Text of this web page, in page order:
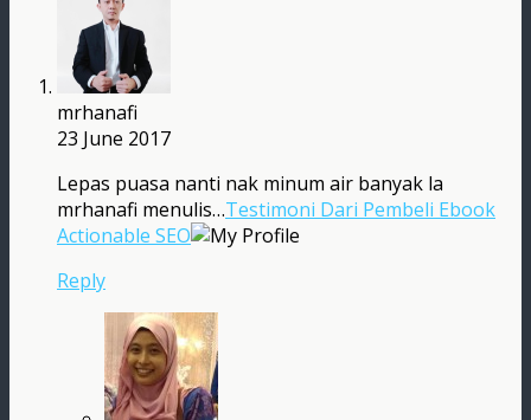
mrhanafi
23 June 2017
Lepas puasa nanti nak minum air banyak la
mrhanafi menulis…Testimoni Dari Pembeli Ebook
Actionable SEO
Reply